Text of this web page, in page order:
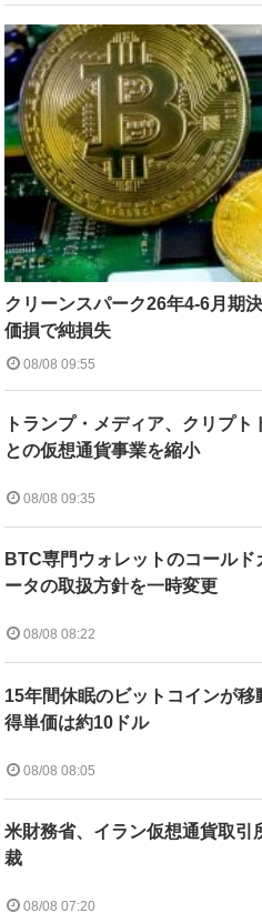
クリーンスパーク26年4-6月期
価損で純損失
08/08 09:55
トランプ・メディア、クリプト
との仮想通貨事業を縮小
08/08 09:35
BTC専門ウォレットのコールド
ータの取扱方針を一時変更
08/08 08:22
15年間休眠のビットコインが移
得単価は約10ドル
08/08 08:05
米財務省、イラン仮想通貨取引
裁
08/08 07:20